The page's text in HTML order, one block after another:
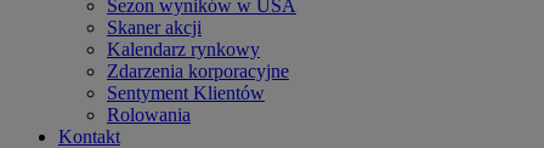
Sezon wyników w USA
Skaner akcji
Kalendarz rynkowy
Zdarzenia korporacyjne
Sentyment Klientów
Rolowania
Kontakt